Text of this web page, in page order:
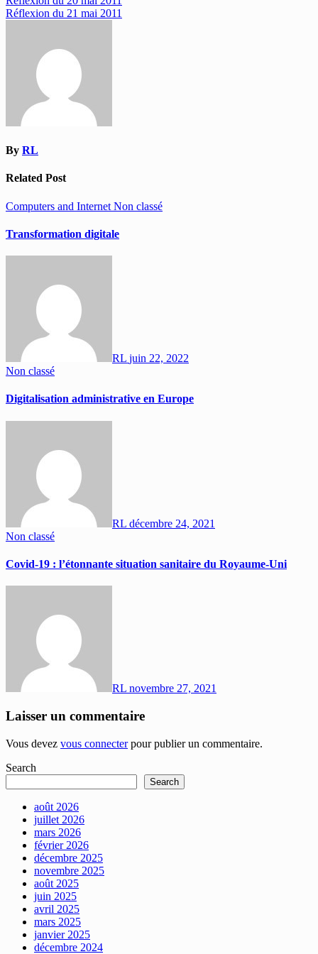
de
Réflexion du 21 mai 2011
By RL
Related Post
Computers and Internet Non classé
Transformation digitale
RL juin 22, 2022
Non classé
Digitalisation administrative en Europe
RL décembre 24, 2021
Non classé
Covid-19 : l’étonnante situation sanitaire du Royaume-Uni
RL novembre 27, 2021
Laisser un commentaire
Vous devez vous connecterpour publier un commentaire.
Search
Search
août 2026
juillet 2026
mars 2026
février 2026
décembre 2025
novembre 2025
août 2025
juin 2025
avril 2025
mars 2025
janvier 2025
décembre 2024